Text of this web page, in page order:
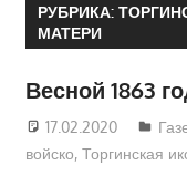
РУБРИКА:
МАТЕРИ
Весной 1863
17.02.2020
войско, Торгинская